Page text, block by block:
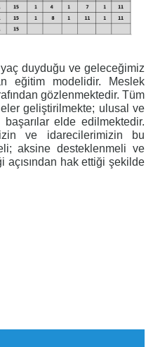
duyduğu ve geleceğimiz
eğitim modelidir. Meslek
gözlenmektedir. Tüm
geliştirilmekte; ulusal ve
başarılar elde edilmektedir.
ve idarecilerimizin bu
aksine desteklenmeli ve
hak ettiği şekilde